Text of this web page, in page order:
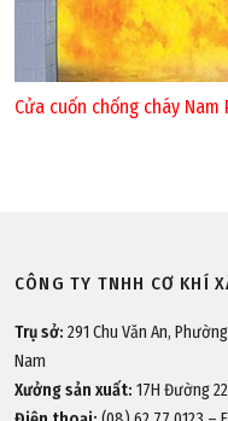
Cửa cuốn chống cháy Nam
CÔNG TY TNHH CƠ KHÍ
Trụ sở: 291 Chu Văn An,
Nam
Xưởng sản xuất: 17H Đường